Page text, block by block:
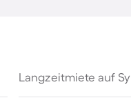
Langzeitmiete auf